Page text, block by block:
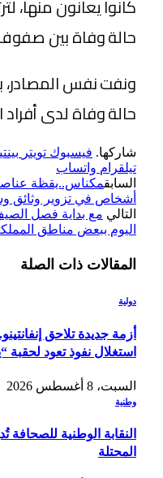
حالة وفاة بين
ونفت نفس
حالة وفاة لدى
شاركها. فيسبوك تويتر
تيلقرام واتساب
السابقمكناس..يقظة
أشخاص في تزوير وثائق
التالي مع بداية فصل
اليوم ببعض مناطق
المقالات ذات الصلة
دولية
أزمة جديدة تلاحق
استغلال نفوذ تعود لحقبة
السبت، 8 أغسطس 2026
وطنية
النقابة الوطنية
المحتلة